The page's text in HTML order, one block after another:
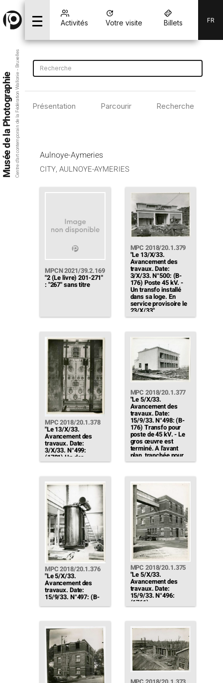
Musée de la PhotographieCentre d’art contemporain de la Fédération Wallonie - Bruxelles
Activités Votre visite Billets FR
Présentation Parcourir Recherche
Aulnoye-Aymeries
CITY, AULNOYE-AYMERIES
MPCN 2021/39.2.169
"2 (Le livre) 201-271"
: "267" sans titre
MPC 2018/20.1.379
"Le 13/X/33.
Avancement des
travaux. Date:
3/X/33. N°500: (B-
176) Poste 45 kV. -
Un transfo installé
dans sa loge. En
service provisoire le
23/X/33"
MPC 2018/20.1.378
"Le 13/X/33.
Avancement des
travaux. Date:
3/X/33. N°499:
(1781) Un des
nouveaux feeders 10
de la planche de
manœuvre."
MPC 2018/20.1.377
"Le 5/X/33.
Avancement des
travaux. Date:
15/9/33. N°498: (B-
176) Transfo pour
poste de 45 kV. - Le
gros œuvre est
terminé. A l'avant
plan, tranchée pour
amenée d'eau de
MPC 2018/20.1.376
"Le 5/X/33.
Avancement des
travaux. Date:
15/9/33. N°497: (B-
176) Transfo pour
MPC 2018/20.1.375
"Le 5/X/33.
Avancement des
travaux. Date:
15/9/33. N°496:
(1761)
Rehaussement
Le maçon démolit la
cloison de l'ancien
laboratoire.
Aménagement
intérieur terminé le
30/9/33 (Sauf
éclairage et
peintures)."